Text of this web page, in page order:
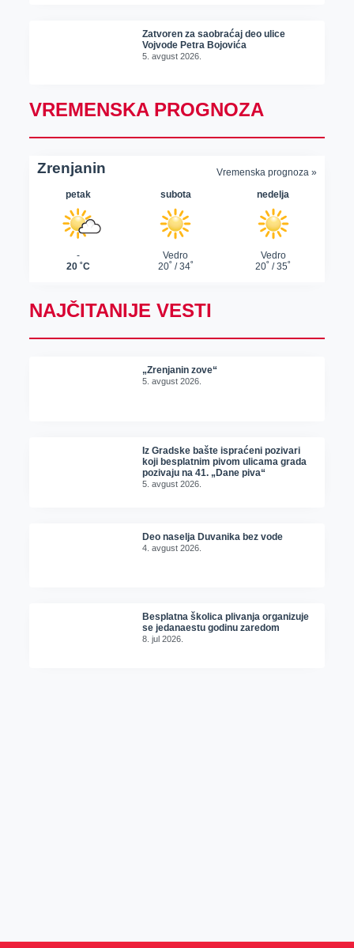
Zatvoren za saobraćaj deo ulice
Vojvode Petra Bojovića
5. avgust 2026.
VREMENSKA PROGNOZA
NAJČITANIJE VESTI
„Zrenjanin zove“
5. avgust 2026.
Iz Gradske bašte ispraćeni pozivari
koji besplatnim pivom ulicama grada
pozivaju na 41. „Dane piva“
5. avgust 2026.
Deo naselja Duvanika bez vode
4. avgust 2026.
Besplatna školica plivanja organizuje
se jedanaestu godinu zaredom
8. jul 2026.